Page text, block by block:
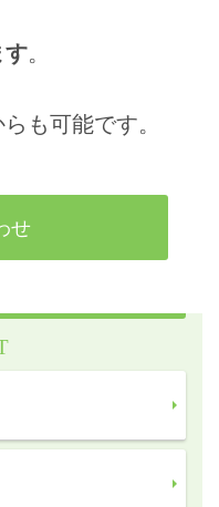
す。
も可能です。
せ